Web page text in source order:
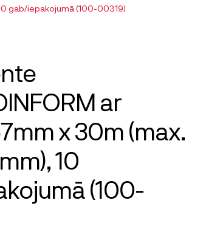
gab/iepakojumā (100-00319)
ar
x 30m (max.
10
(100-